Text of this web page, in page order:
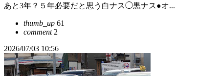
あと3年？５年必要だと思う白ナス◯黒ナス●オ...
thumb_up 61
comment2
2026/07/03 10:56